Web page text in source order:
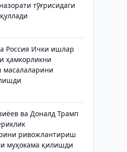
тўғрисидаги
Россия Ички ишлар
ҳамкорликни
масалаларини
ва Доналд Трамп
ривожлантириш
муҳокама қилишди